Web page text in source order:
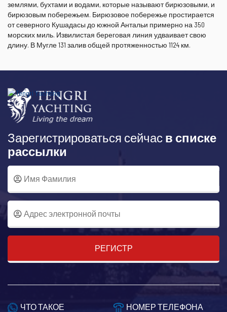
землями, бухтами и водами, которые называют бирюзовыми, и
бирюзовым побережьем. Бирюзовое побережье простирается
от северного Кушадасы до южной Антальи примерно на 350
морских миль. Извилистая береговая линия удваивает свою
длину. В Мугле ​​131 залив общей протяженностью 1124 км.
Зарегистрироваться сейчас в списке
рассылки
РЕГИСТР
ЧТО ТАКОЕ НОМЕР ТЕЛЕФОНА